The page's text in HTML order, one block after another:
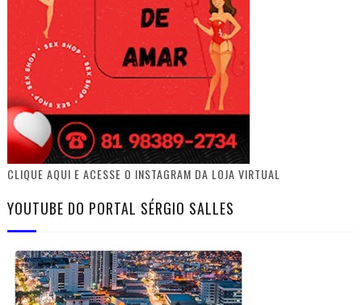
CLIQUE AQUI E ACESSE O INSTAGRAM DA LOJA VIRTUAL
YOUTUBE DO PORTAL SÉRGIO SALLES